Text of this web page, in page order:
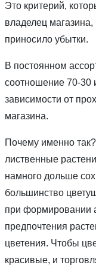
Это критерий,
владелец
приносило убытки.
В постоянном
соотношение 70-30
зависимости от
магазина.
Почему именно
лиственные
намного дольше
большинство
при формировании
предпочтения
цветения. Чтобы
красивые, и